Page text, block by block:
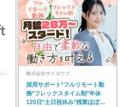
日本マイクロソフト株式会社【ポジションマッチ登録】 株式会社サイヨウブ
採用サポート*フルリモート勤
務*フレックスタイム制*年休
120日*土日祝休み*残業ほぼな